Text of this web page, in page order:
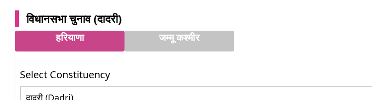
विधानसभा चुनाव (दादरी)
हरियाणा जम्मू कश्मीर
Select Constituency